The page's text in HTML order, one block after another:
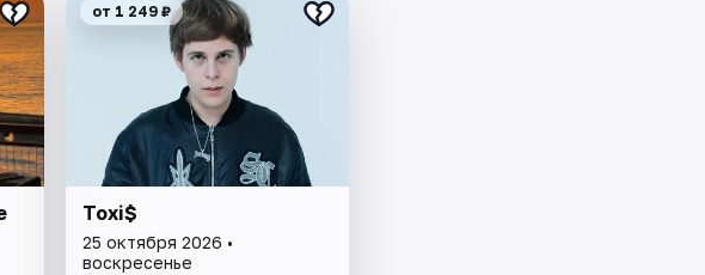
от 1 249 ₽
Toxi$
25 октября 2026 •
воскресенье